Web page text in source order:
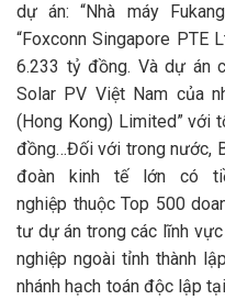
dự án: “Nhà máy
“Foxconn Singapore
6.233 tỷ đồng. Và dự án
Solar PV Việt Nam của
(Hong Kong) Limited” với
đồng…Đối với trong nước,
đoàn kinh tế lớn có
nghiệp thuộc Top 500
tư dự án trong các lĩnh vực
nghiệp ngoài tỉnh thành
nhánh hạch toán độc lập